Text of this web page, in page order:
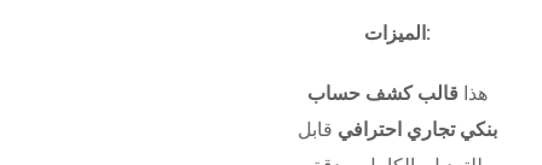
الميزات:
هذا قالب كشف حساب
بنكي تجاري احترافي قابل